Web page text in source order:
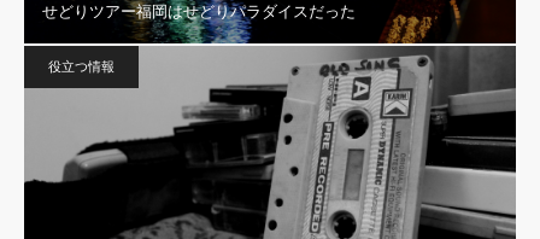
せどりツアー福岡はせどりパラダイスだった
役立つ情報